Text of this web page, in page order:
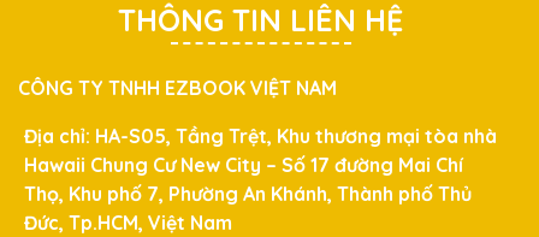
THÔNG TIN LIÊN HỆ
CÔNG TY TNHH EZBOOK VIỆT NAM
Địa chỉ: HA-S05, Tầng Trệt, Khu thương mại tòa nhà
Hawaii Chung Cư New City – Số 17 đường Mai Chí
Thọ, Khu phố 7, Phường An Khánh, Thành phố Thủ
Đức, Tp.HCM, Việt Nam